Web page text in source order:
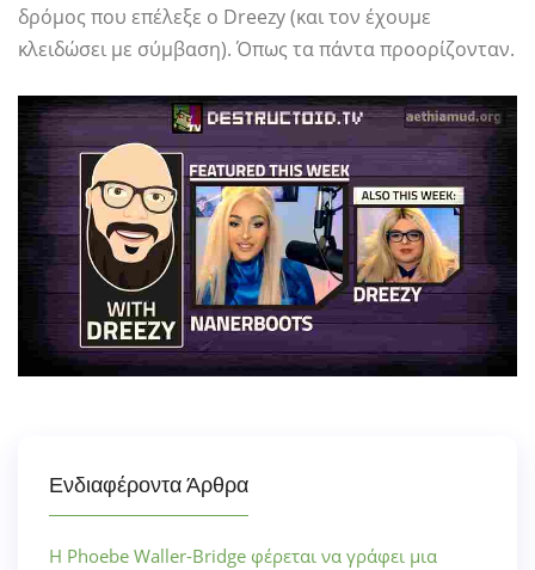
δρόμος που επέλεξε ο Dreezy (και τον έχουμε
κλειδώσει με σύμβαση). Όπως τα πάντα προορίζονταν.
Ενδιαφέροντα Άρθρα
Η Phoebe Waller-Bridge φέρεται να γράφει μια